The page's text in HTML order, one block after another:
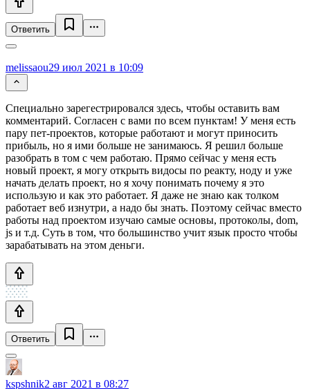
Ответить
melissaou29 июл 2021 в 10:09
Специально зарегестрировался здесь, чтобы оставить вам
комментарий. Согласен с вами по всем пунктам! У меня есть
пару пет-проектов, которые работают и могут приносить
прибыль, но я ими больше не занимаюсь. Я решил больше
разобрать в том с чем работаю. Прямо сейчас у меня есть
новый проект, я могу открыть видосы по реакту, ноду и уже
начать делать проект, но я хочу понимать почему я это
использую и как это работает. Я даже не знаю как толком
работает веб изнутри, а надо бы знать. Поэтому сейчас вместо
работы над проектом изучаю самые основы, протоколы, dom,
js и т.д. Суть в том, что большинство учит язык просто чтобы
зарабатывать на этом деньги.
Ответить
kspshnik2 авг 2021 в 08:27